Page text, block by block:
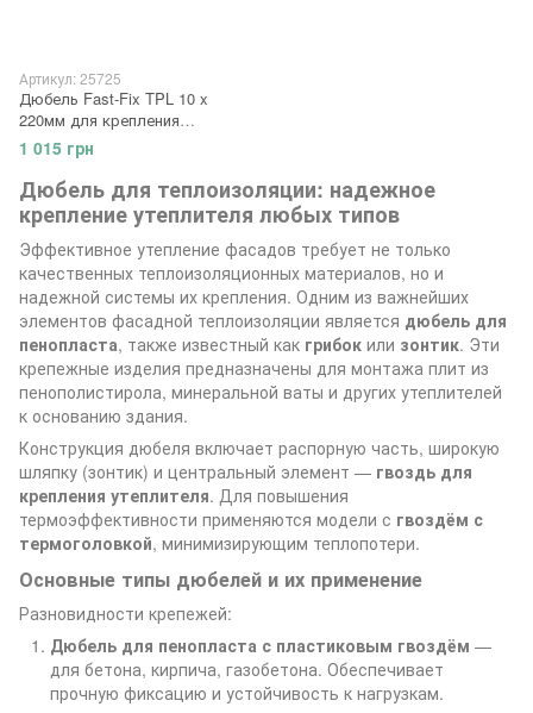
Артикул: 25725
Дюбель Fast-Fix TPL 10 x
220мм для крепления
пенопласта полиамидный
гвоздь, 250шт
1 015 грн
Дюбель для теплоизоляции: надежное
крепление утеплителя любых типов
Эффективное утепление фасадов требует не только
качественных теплоизоляционных материалов, но и
надежной системы их крепления. Одним из важнейших
элементов фасадной теплоизоляции является дюбель для
пенопласта, также известный как грибок или зонтик. Эти
крепежные изделия предназначены для монтажа плит из
пенополистирола, минеральной ваты и других утеплителей
к основанию здания.
Конструкция дюбеля включает распорную часть, широкую
шляпку (зонтик) и центральный элемент — гвоздь для
крепления утеплителя. Для повышения
термоэффективности применяются модели с гвоздём с
термоголовкой, минимизирующим теплопотери.
Основные типы дюбелей и их применение
Разновидности крепежей:
Дюбель для пенопласта с пластиковым гвоздём —
для бетона, кирпича, газобетона. Обеспечивает
прочную фиксацию и устойчивость к нагрузкам.